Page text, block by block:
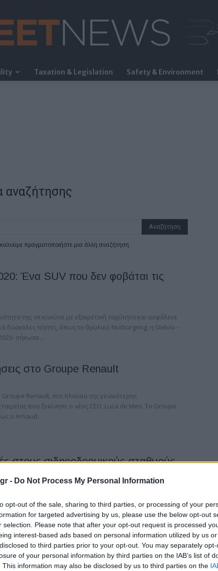
- Do Not Process My Personal Information
opt-out of the sale, sharing to third parties, or processing of your
for targeted advertising by us, please use the below opt-out
selection. Please note that after your opt-out request is processed
interest-based ads based on personal information utilized by us
to third parties prior to your opt-out. You may separately
of your personal information by third parties on the IAB’s list of
This information may also be disclosed by us to third parties on the
FleetNews
Taxation & Legislation Safety & Environment
αναζήτησης
πραγματοποιήστε μια άλλη αναζήτηση
Ένα SUV που δεν φοβάται τις
της να κινείται με εξαιρετική ταχύτητα και ασφάλεια
δύσκολες πίστες, όπως το θρυλικό Nürburgring, η Stelvio –
σήκωσε...
στο Groupe Renault
Groupe Renault, στο πλαίσιο της γενικότερης
που ξεκίνησε ο νέος CEO, Luca de Meo. Το Groupe
ο Arnaud...
στους σιδηροδρομικούς σταθμούς
με...
νέος CEO, νέα οργανωτική δομή